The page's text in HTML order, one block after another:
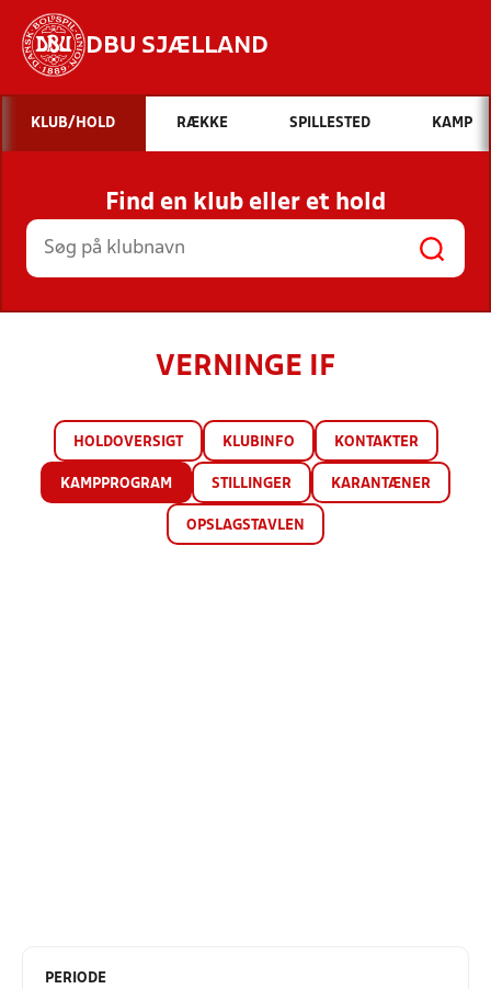
DBU SJÆLLAND
Hvad vil du søge efter?
INDHOLD OG NYHEDER
STILLINGER, RESULTATER, KLUBBER OG
HOLD
KLUB/HOLD RÆKKE SPILLESTED KAMP
Find en klub eller et hold
VERNINGE IF
HOLDOVERSIGT KLUBINFO KONTAKTER
KAMPPROGRAM STILLINGER KARANTÆNER
OPSLAGSTAVLEN
PERIODE